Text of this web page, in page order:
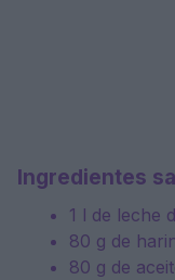
Ingredientes
1 l de leche
80 g de
80 g de